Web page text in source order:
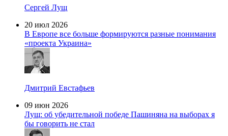
Сергей Лущ
20 июл 2026
В Европе все больше формируются разные понимания
«проекта Украина»
Дмитрий Евстафьев
09 июн 2026
Лущ: об убедительной победе Пашиняна на выборах я
бы говорить не стал